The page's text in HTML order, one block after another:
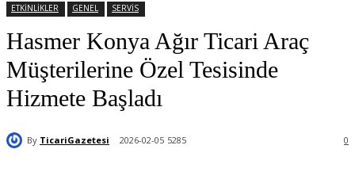
ETKİNLİKLER GENEL SERVİS
Hasmer Konya Ağır Ticari Araç
Müşterilerine Özel Tesisinde
Hizmete Başladı
By TicariGazetesi 2026-02-05 0
5285